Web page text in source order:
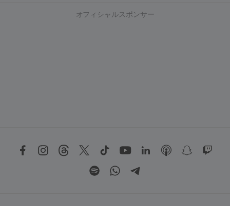
オフィシャルスポンサー